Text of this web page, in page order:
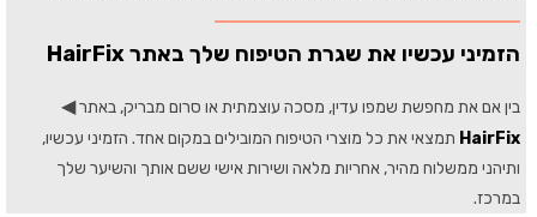
הזמיני עכשיו את שגרת הטיפוח שלך באתר HairFix
בין אם את מחפשת שמפו עדין, מסכה עוצמתית או סרום מבריק, באתר◀
HairFix תמצאי את כל מוצרי הטיפוח המובילים במקום אחד. הזמיני עכשיו,
ותיהני ממשלוח מהיר, אחריות מלאה ושירות אישי ששם אותך והשיער שלך
במרכז.